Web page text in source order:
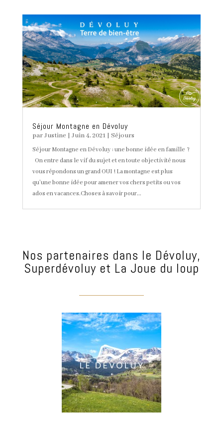
Séjour Montagne en Dévoluy
parJustine | Juin 4, 2021| Séjours
Séjour Montagne en Dévoluy : une bonne idée en famille ?
On entre dans le vif du sujet et en toute objectivité nous
vous répondons un grand OUI ! La montagne est plus
qu’une bonne idée pour amener vos chers petits ou vos
ados en vacances.Choses à savoir pour...
Nos partenaires dans le Dévoluy,
Superdévoluy et La Joue du loup